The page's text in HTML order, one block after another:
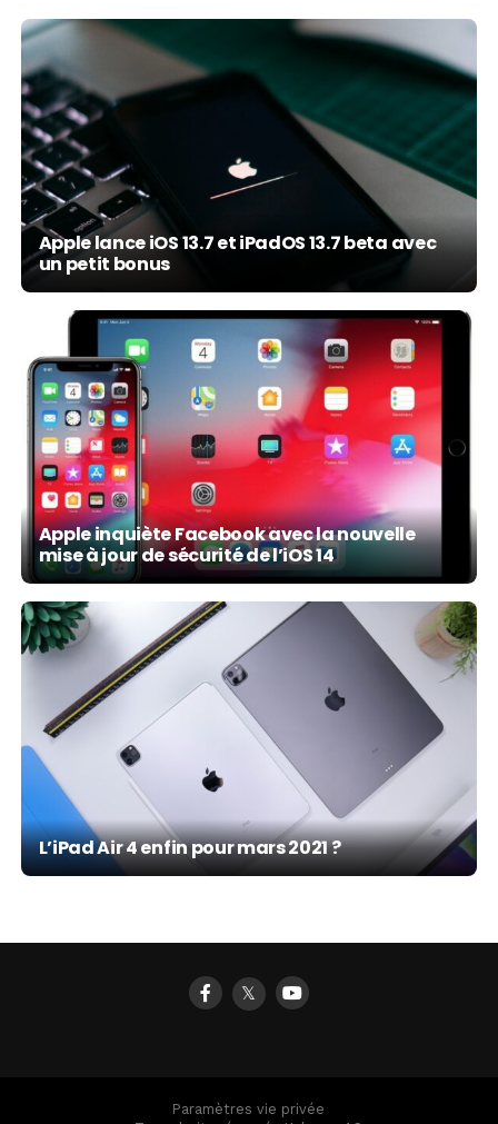
Apple lance iOS 13.7 et iPadOS 13.7 beta avec
un petit bonus
Apple inquiète Facebook avec la nouvelle
mise à jour de sécurité de l’iOS 14
L’iPad Air 4 enfin pour mars 2021 ?
𝕏
Paramètres vie privée